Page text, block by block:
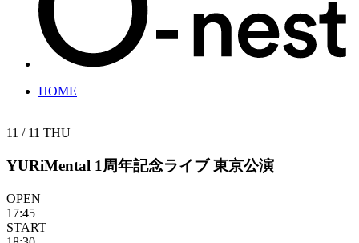
HOME
11 / 11 THU
YURiMental 1周年記念ライブ 東京公演
OPEN
17:45
START